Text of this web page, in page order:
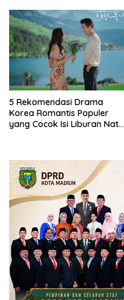
5 Rekomendasi Drama
Korea Romantis Populer
yang Cocok Isi Liburan Natal